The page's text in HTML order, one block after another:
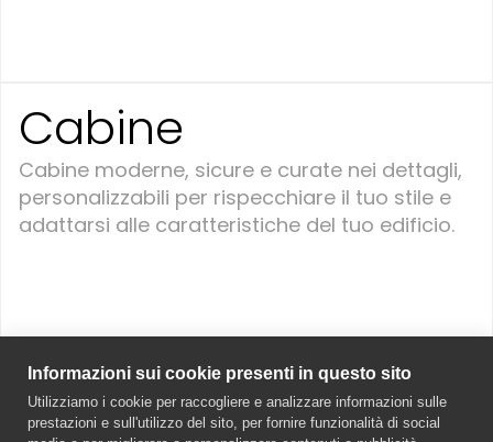
Cabine
Cabine moderne, sicure e curate nei dettagli,
personalizzabili per rispecchiare il tuo stile e
adattarsi alle caratteristiche del tuo edificio.
Informazioni sui cookie presenti in questo sito
Utilizziamo i cookie per raccogliere e analizzare informazioni sulle
prestazioni e sull'utilizzo del sito, per fornire funzionalità di social